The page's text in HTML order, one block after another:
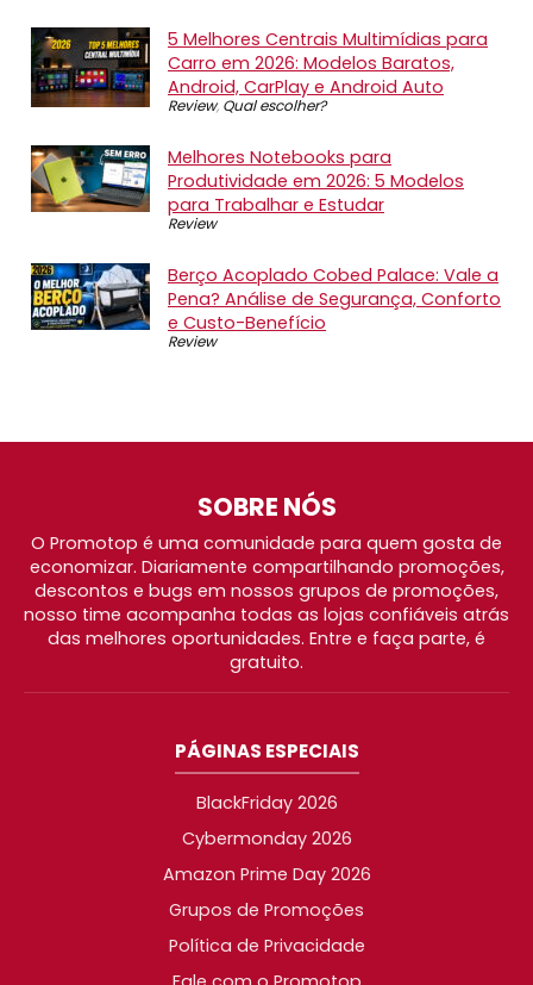
5 Melhores Centrais Multimídias para
Carro em 2026: Modelos Baratos,
Android, CarPlay e Android Auto
Review, Qual escolher?
Melhores Notebooks para
Produtividade em 2026: 5 Modelos
para Trabalhar e Estudar
Review
Berço Acoplado Cobed Palace: Vale a
Pena? Análise de Segurança, Conforto
e Custo-Benefício
Review
SOBRE NÓS
O Promotop é uma comunidade para quem gosta de
economizar. Diariamente compartilhando promoções,
descontos e bugs em nossos grupos de promoções,
nosso time acompanha todas as lojas confiáveis atrás
das melhores oportunidades. Entre e faça parte, é
gratuito.
PÁGINAS ESPECIAIS
BlackFriday 2026
Cybermonday 2026
Amazon Prime Day 2026
Grupos de Promoções
Política de Privacidade